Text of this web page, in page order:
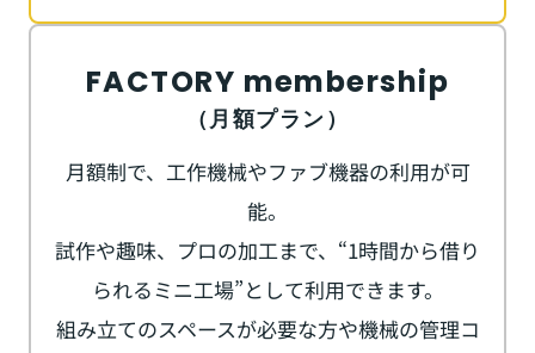
FACTORY membership
（月額プラン）
月額制で、工作機械やファブ機器の利用が可
能。
試作や趣味、プロの加工まで、“1時間から借り
られるミニ工場”として利用できます。
組み立てのスペースが必要な方や機械の管理コ